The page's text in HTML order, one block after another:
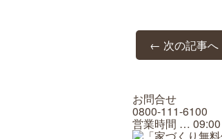
← 次の記事へ
お問合せ
0800-111-6100
営業時間 … 09:00